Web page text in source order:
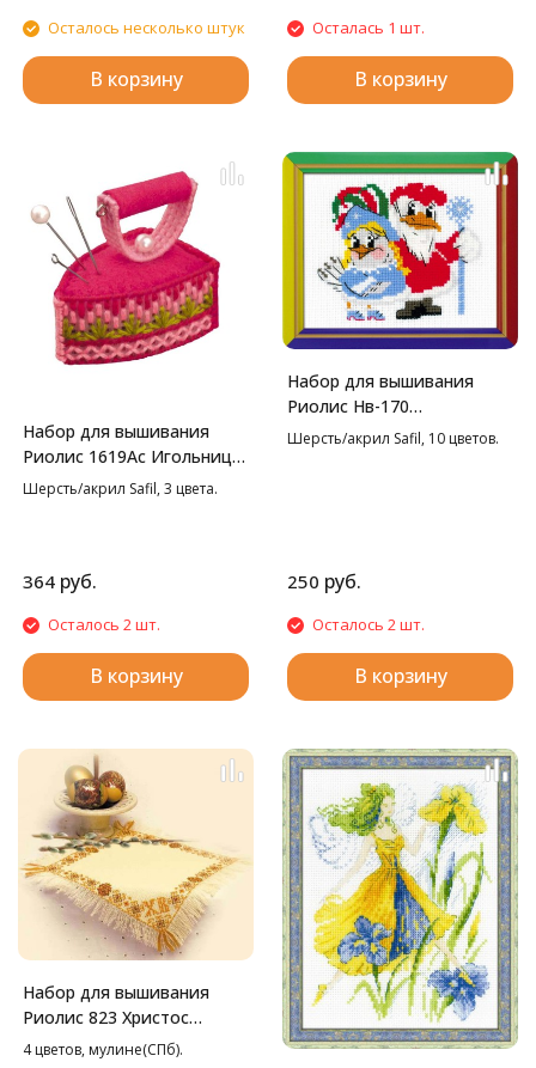
Осталось несколько штук
В корзину
Осталась 1 шт.
В корзину
Набор для вышивания
Риолис 1619Ас Игольница
Утюжок, 5,5*3,5*5 см
Шерсть/акрил Safil, 3 цвета.
364 руб.
Осталось 2 шт.
В корзину
Набор для вышивания
Риолис Нв-170
Новогодний маскарад,
Шерсть/акрил Safil, 10 цветов.
250 руб.
Осталось 2 шт.
В корзину
Набор для вышивания
Риолис 823 Христос
Воскресе Салфетка, 26*26
4 цветов, мулине(СПб).